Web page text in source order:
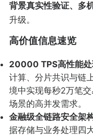
背景真实性验证、多
升级。
高价值信息速览
20000 TPS高性能处
计算、分片共识与链
境中实现每秒2万笔
场景的高并发需求。
金融级全链路安全架
据存储与业务处理四